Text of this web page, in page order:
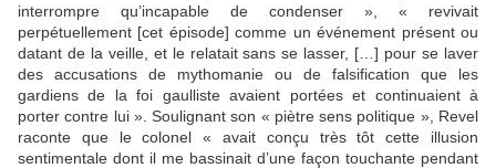
interrompre qu’incapable de condenser », « revivait
perpétuellement [cet épisode] comme un événement présent ou
datant de la veille, et le relatait sans se lasser, […] pour se laver
des accusations de mythomanie ou de falsification que les
gardiens de la foi gaulliste avaient portées et continuaient à
porter contre lui ». Soulignant son « piètre sens politique », Revel
raconte que le colonel « avait conçu très tôt cette illusion
sentimentale dont il me bassinait d’une façon touchante pendant